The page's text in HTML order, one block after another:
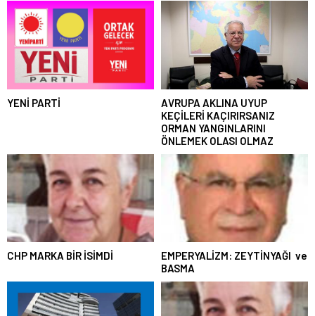
YENİ PARTİ
AVRUPA AKLINA UYUP
KEÇİLERİ KAÇIRIRSANIZ
ORMAN YANGINLARINI
ÖNLEMEK OLASI OLMAZ
CHP MARKA BİR İSİMDİ
EMPERYALİZM: ZEYTİNYAĞI ve
BASMA